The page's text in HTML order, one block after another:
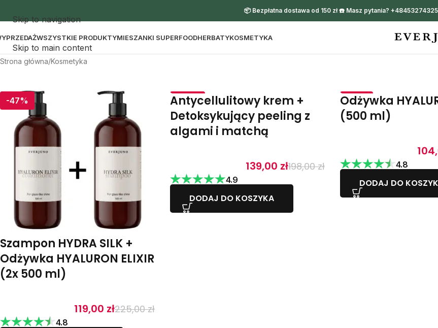
Skip to navigation
Skip to main content
📦 Bezpłatna dostawa od 150 zł ☎️ Masz pytania? +48453274325
WSZYSTKIE PRODUKTYMIESZANKI SUPERFOODHERBATYKOSMETYKA
Strona główna Kosmetyka
-47%
Szampon HYDRA SILK +
Odżywka HYALURON ELIXIR
(2x 500 ml)
225,00zł
119,00 zł
4.8
-30%
Antycellulitowy krem +
Detoksykujący peeling z
algami i matchą
198,00zł
139,00 zł
4.9
DODAJ DO KOSZYKA
-14%
Odżywka
(500 ml)
4.8
DODAJ DO